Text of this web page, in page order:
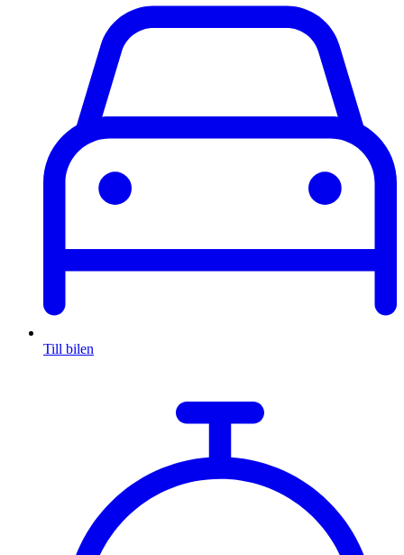
Till bilen